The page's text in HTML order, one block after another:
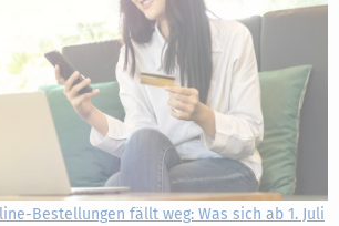
Bestellungen fällt weg: Was sich ab 1. Juli